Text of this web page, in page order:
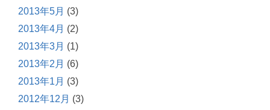
2013年5月 (3)
2013年4月 (2)
2013年3月 (1)
2013年2月 (6)
2013年1月 (3)
2012年12月 (3)